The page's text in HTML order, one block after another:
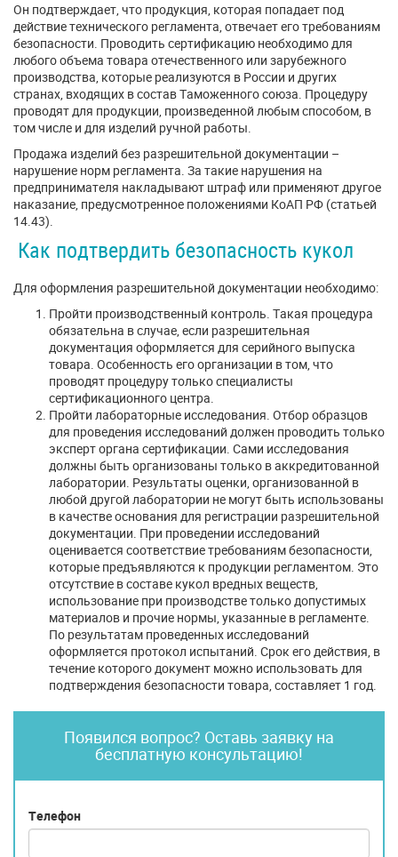
Он подтверждает, что продукция, которая попадает под
действие технического регламента, отвечает его требованиям
безопасности. Проводить сертификацию необходимо для
любого объема товара отечественного или зарубежного
производства, которые реализуются в России и других
странах, входящих в состав Таможенного союза. Процедуру
проводят для продукции, произведенной любым способом, в
том числе и для изделий ручной работы.
Продажа изделий без разрешительной документации –
нарушение норм регламента. За такие нарушения на
предпринимателя накладывают штраф или применяют другое
наказание, предусмотренное положениями КоАП РФ (статьей
14.43).
Как подтвердить безопасность кукол
Для оформления разрешительной документации необходимо:
Пройти производственный контроль. Такая процедура
обязательна в случае, если разрешительная
документация оформляется для серийного выпуска
товара. Особенность его организации в том, что
проводят процедуру только специалисты
сертификационного центра.
Пройти лабораторные исследования. Отбор образцов
для проведения исследований должен проводить только
эксперт органа сертификации. Сами исследования
должны быть организованы только в аккредитованной
лаборатории. Результаты оценки, организованной в
любой другой лаборатории не могут быть использованы
в качестве основания для регистрации разрешительной
документации. При проведении исследований
оценивается соответствие требованиям безопасности,
которые предъявляются к продукции регламентом. Это
отсутствие в составе кукол вредных веществ,
использование при производстве только допустимых
материалов и прочие нормы, указанные в регламенте.
По результатам проведенных исследований
оформляется протокол испытаний. Срок его действия, в
течение которого документ можно использовать для
подтверждения безопасности товара, составляет 1 год.
Появился вопрос? Оставь заявку на
бесплатную консультацию!
Телефон